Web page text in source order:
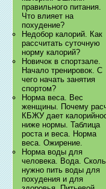
правильного питания.
Что влияет на
похудение?
Недобор калорий. Как
рассчитать суточную
норму калорий?
Новичок в спортзале.
Начало тренировок. С
чего начать занятия
спортом?
Норма веса. Вес
женщины. Почему
КБЖУ дает
ниже нормы. Таблица
роста и веса. Норма
веса. Ожирение.
Норма воды для
человека. Вода.
нужно пить воды для
похудения и для